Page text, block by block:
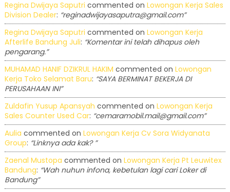
Regina Dwijaya Saputri commented on Lowongan Kerja Sales
Division Dealer: “reginadwijayasaputra@gmail.com”
Regina Dwijaya Saputri commented on Lowongan Kerja
Afterlife Bandung Juli: “Komentar ini telah dihapus oleh
pengarang.”
MUHAMAD HANIF DZIKRUL HAKIM commented on Lowongan
Kerja Toko Selamat Baru: “SAYA BERMINAT BEKERJA DI
PERUSAHAAN INI”
Zuldafin Yusup Apansyah commented on Lowongan Kerja
Sales Counter Used Car: “cemaramobil.mail@gmail.com”
Aulia commented on Lowongan Kerja Cv Sora Widyanata
Group: “Linknya ada kak? ”
Zaenal Mustopa commented on Lowongan Kerja Pt Leuwitex
Bandung: “Wah nuhun infona, kebetulan lagi cari Loker di
Bandung”